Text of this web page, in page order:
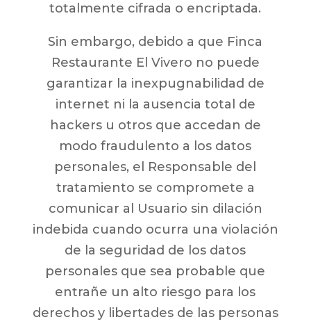
totalmente cifrada o encriptada.
Sin embargo, debido a que Finca
Restaurante El Vivero no puede
garantizar la inexpugnabilidad de
internet ni la ausencia total de
hackers u otros que accedan de
modo fraudulento a los datos
personales, el Responsable del
tratamiento se compromete a
comunicar al Usuario sin dilación
indebida cuando ocurra una violación
de la seguridad de los datos
personales que sea probable que
entrañe un alto riesgo para los
derechos y libertades de las personas